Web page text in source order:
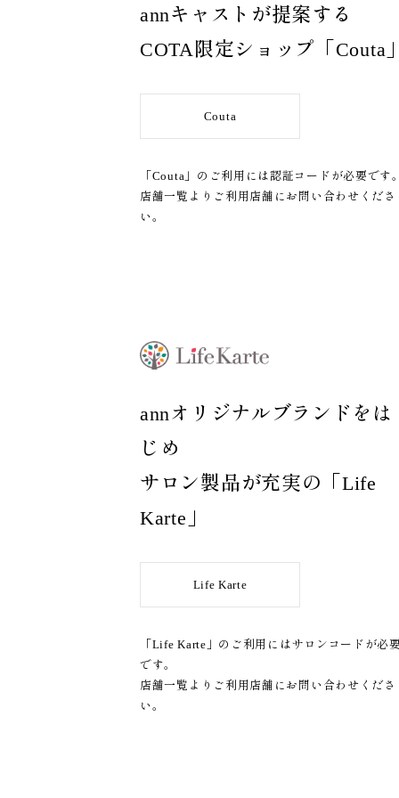
annキャストが提案する
COTA限定ショップ「Couta
Couta
「Couta」のご利用には認証コードが必要です
店舗一覧 よりご利用店舗にお問い合わせくださ
い。
annオリジナルブランドをは
じめ
サロン製品が充実の「Life
Karte」
Life Karte
「Life Karte」のご利用にはサロンコードが必
です。
店舗一覧 よりご利用店舗にお問い合わせくださ
い。